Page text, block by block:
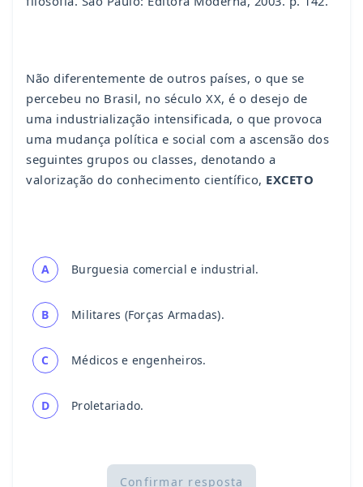
Não diferentemente de outros países, o que se
percebeu no Brasil, no século XX, é o desejo de
uma industrialização intensificada, o que provoca
uma mudança política e social com a ascensão dos
seguintes grupos ou classes, denotando a
valorização do conhecimento científico, EXCETO
A Burguesia comercial e industrial.
B Militares (Forças Armadas).
C Médicos e engenheiros.
D Proletariado.
Confirmar resposta